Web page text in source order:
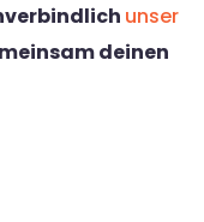
unser
deinen